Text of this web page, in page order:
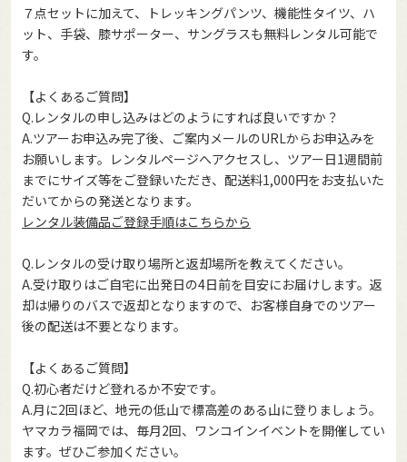
７点セットに加えて、トレッキングパンツ、機能性タイツ、ハ
ット、手袋、膝サポーター、サングラスも無料レンタル可能で
す。
【よくあるご質問】
Q.レンタルの申し込みはどのようにすれば良いですか？
A.ツアーお申込み完了後、ご案内メールのURLからお申込みを
お願いします。レンタルページへアクセスし、ツアー日1週間前
までにサイズ等をご登録いただき、配送料1,000円をお支払いた
だいてからの発送となります。
レンタル装備品ご登録手順はこちらから
Q.レンタルの受け取り場所と返却場所を教えてください。
A.受け取りはご自宅に出発日の4日前を目安にお届けします。返
却は帰りのバスで返却となりますので、お客様自身でのツアー
後の配送は不要となります。
【よくあるご質問】
Q.初心者だけど登れるか不安です。
A.月に2回ほど、地元の低山で標高差のある山に登りましょう。
ヤマカラ福岡では、毎月2回、ワンコインイベントを開催してい
ます。ぜひご参加ください。